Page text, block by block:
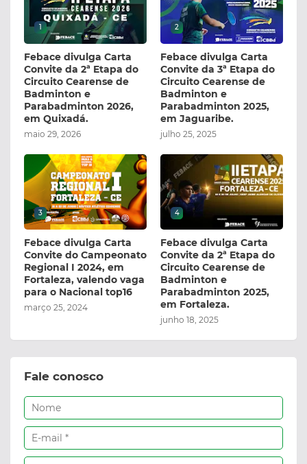
1
Febace divulga Carta
Convite da 2ª Etapa do
Circuito Cearense de
Badminton e
Parabadminton 2026,
em Quixadá.
maio 29, 2026
2
Febace divulga Carta
Convite da 3ª Etapa do
Circuito Cearense de
Badminton e
Parabadminton 2025,
em Jaguaribe.
julho 25, 2025
3
Febace divulga Carta
Convite do Campeonato
Regional I 2024, em
Fortaleza, valendo vaga
para o Nacional top16
março 25, 2024
4
Febace divulga Carta
Convite da 2ª Etapa do
Circuito Cearense de
Badminton e
Parabadminton 2025,
em Fortaleza.
junho 18, 2025
Fale conosco